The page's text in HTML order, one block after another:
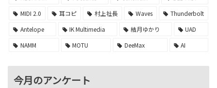
MIDI 2.0
耳コピ 村上社長 Waves
Thunderbolt
Antelope
IK Multimedia 結月ゆかり
UAD
NAMM
MOTU DeeMax AI
今月のアンケート